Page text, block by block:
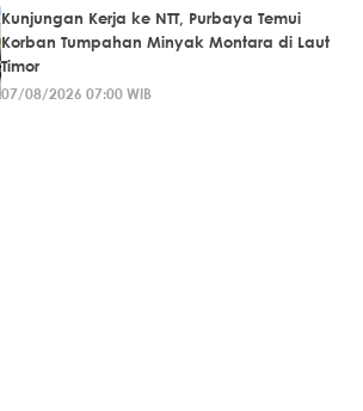
Kunjungan Kerja ke NTT, Purbaya Temui
Korban Tumpahan Minyak Montara di Laut
Timor
07/08/2026 07:00 WIB